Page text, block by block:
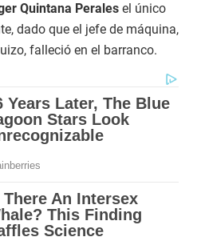
Quintana Perales el único
dado que el jefe de máquina,
falleció en el barranco.